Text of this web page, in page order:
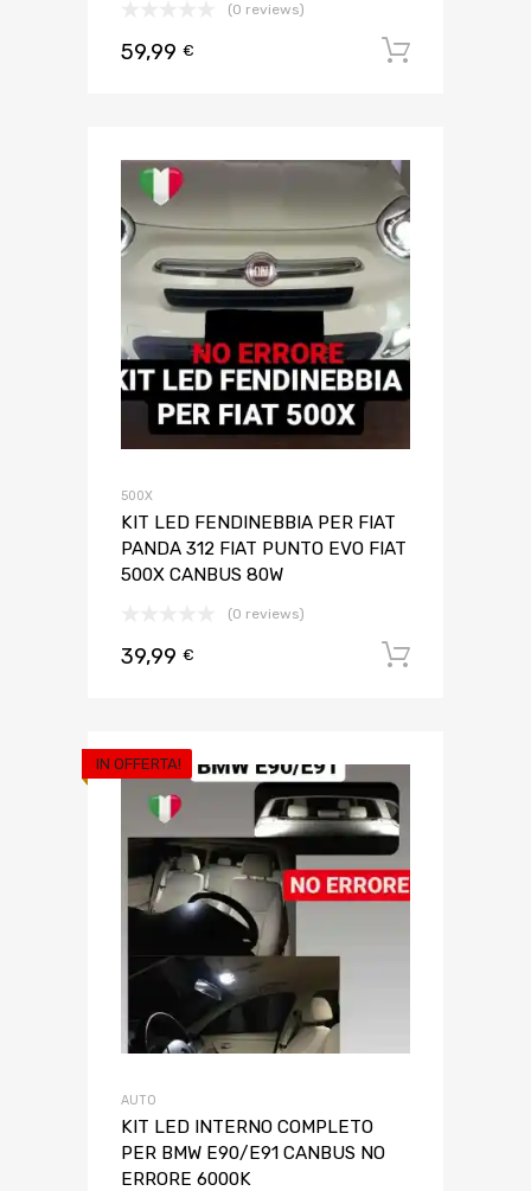
(0 reviews)
59,99 €
500X
KIT LED FENDINEBBIA PER FIAT
PANDA 312 FIAT PUNTO EVO FIAT
500X CANBUS 80W
(0 reviews)
39,99 €
IN OFFERTA!
AUTO
KIT LED INTERNO COMPLETO
PER BMW E90/E91 CANBUS NO
ERRORE 6000K